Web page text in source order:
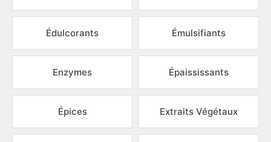
Édulcorants Émulsifiants
Enzymes Épaississants
Épices Extraits Végétaux